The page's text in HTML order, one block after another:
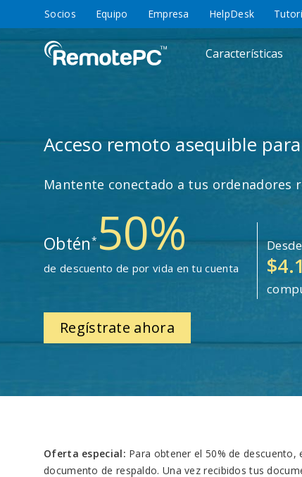
Socios Equipo Empresa HelpDesk
Características
Acceso remoto asequible
Mantente conectado a tus ordenadores
Obtén* 50%
de descuento de por vida en tu cuenta
Regístrate ahora
Oferta especial: Para obtener el 50% de
documento de respaldo. Una vez recibidos tus